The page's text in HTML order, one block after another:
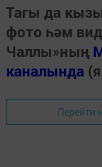
Тагы да
фото һәм
Чаллы»ның
каналында
Перейти